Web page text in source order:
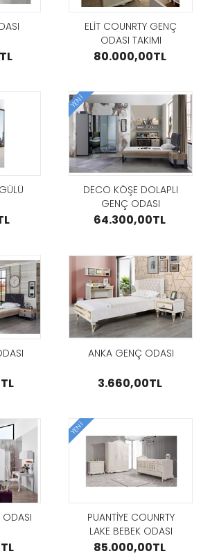
ODASI TAKIMI
51.000,00TL
RATTAN KUŞ
YUVASI
SALINCAK
12.000,00TL
RATTAN CEPLİ
RELAX SALINCAK
12.500,00TL
GÖZAT
GÖZAT
RETRO
BERJER
BEŞ PARÇA
ORTA VE
SEHPA
ODASI
GÖZAT
ELİT COUNRTY GENÇ
ODASI TAKIMI
80.000,00TL
YENI
DECO KÖŞE DOLAPLI
GENÇ ODASI
64.300,00TL
ANKA GENÇ ODASI
3.660,00TL
ODASI
YENI
PUANTİYE COUNRTY
LAKE BEBEK ODASI
TAKIMI
85.000,00TL